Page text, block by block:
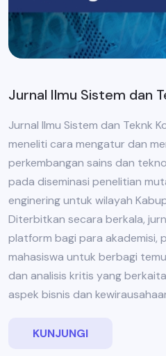
Jurnal Ilmu Sistem dan
Jurnal Ilmu Sistem dan Teknk
meneliti cara mengatur dan
perkembangan sains dan
pada diseminasi penelitian
enginering untuk wilayah
Diterbitkan secara berkala,
platform bagi para akademisi,
mahasiswa untuk berbagi
dan analisis kritis yang
aspek bisnis dan
KUNJUNGI